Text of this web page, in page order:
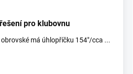
pro klubovnu
má úhlopříčku 154"/cca ...